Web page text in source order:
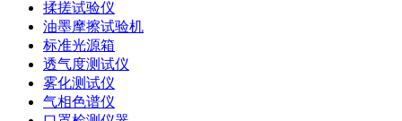
揉搓试验仪
油墨摩擦试验机
标准光源箱
透气度测试仪
雾化测试仪
气相色谱仪